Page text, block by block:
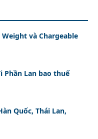
và Chargeable
Phần Lan bao thuế
Quốc, Thái Lan,